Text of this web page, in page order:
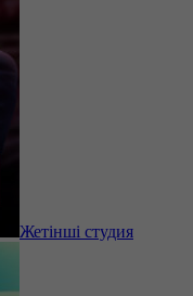
Жетінші студия